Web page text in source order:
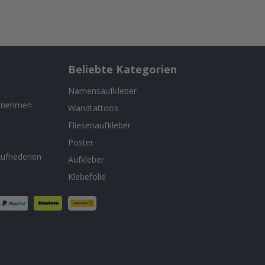
Beliebte Kategorien
Namensaufkleber
Wandtattoos
Fliesenaufkleber
Poster
Aufkleber
Klebefolie